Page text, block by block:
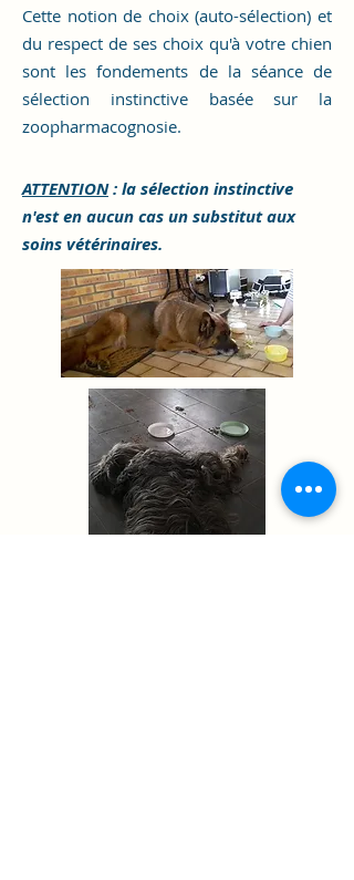
Cette notion de choix (auto-sélection) et
du respect de ses choix qu'à votre chien
sont les fondements de la séance de
sélection instinctive basée sur la
zoopharmacognosie.
ATTENTION:la sélection instinctive
n'esten aucun cas un substitut aux
soins vétérinaires.